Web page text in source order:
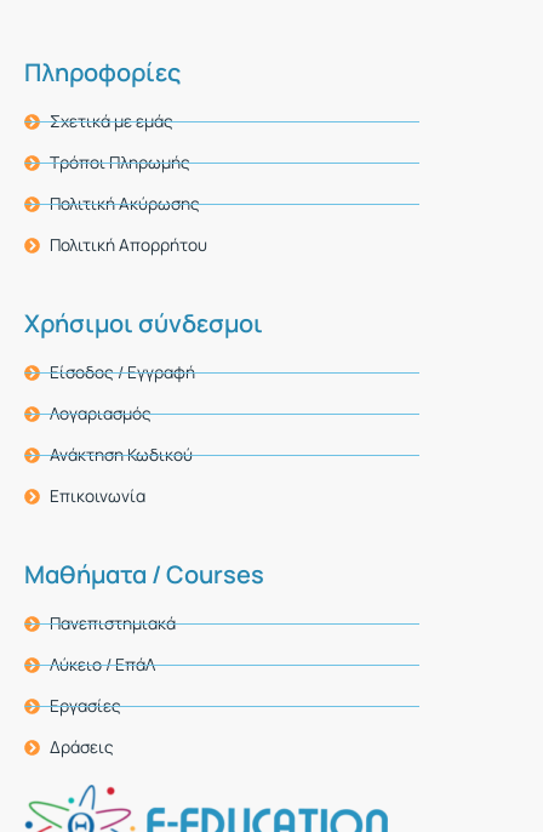
Πληροφορίες
Σχετικά με εμάς
Τρόποι Πληρωμής
Πολιτική Ακύρωσης
Πολιτική Απορρήτου
Χρήσιμοι σύνδεσμοι
Είσοδος / Εγγραφή
Λογαριασμός
Ανάκτηση Κωδικού
Επικοινωνία
Μαθήματα / Courses
Πανεπιστημιακά
Λύκειο / ΕπάΛ
Εργασίες
Δράσεις